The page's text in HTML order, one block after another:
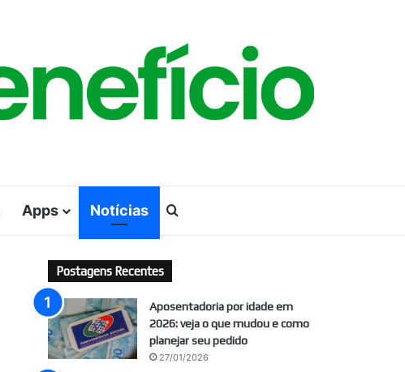
Apps Notícias
Postagens Recentes
Aposentadoria por idade em
2026: veja o que mudou e como
planejar seu pedido
27/01/2026